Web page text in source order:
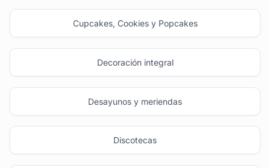
Cupcakes, Cookies y Popcakes
Decoración integral
Desayunos y meriendas
Discotecas